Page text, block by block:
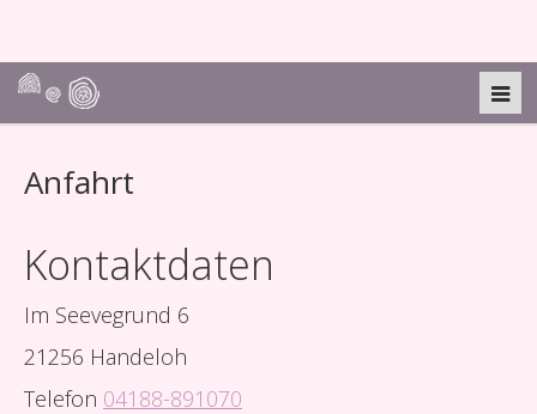
Anfahrt
Kontaktdaten
Im Seevegrund 6
21256 Handeloh
Telefon 04188-891070